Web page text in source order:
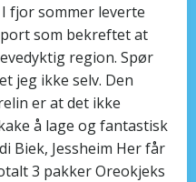
fjor sommer leverte
som bekreftet at
region. Spør
jeg ikke selv. Den
er at det ikke
å lage og fantastisk
Biek, Jessheim Her får
3 pakker Oreokjeks